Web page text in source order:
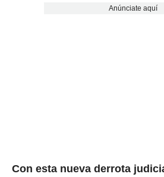
Anúnciate aquí
Con esta nueva derrota